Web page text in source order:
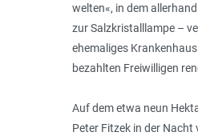
welten«, in dem
zur Salzkristalllampe –
ehemaliges
bezahlten Freiwilligen
Auf dem etwa neun
Peter Fitzek in der